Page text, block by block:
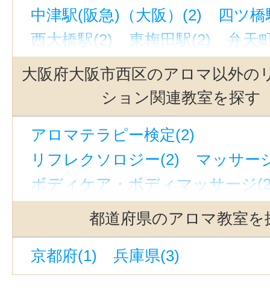
中津駅(阪急)（大阪）(2)
四ツ
西大橋駅(2)
東梅田駅(2)
弁天
南方駅(大阪)(1)
中百舌鳥駅(南
九条駅(大阪)(1)
西中島南方駅(1)
なかもず駅(大阪市営)(1)
朝潮
大阪難波駅(1)
桜川駅(大阪)(1)
なんば駅(大阪市営)(1)
西長堀
西梅田駅(1)
梅田駅(1)
ＪＲ難
新大阪駅(1)
心斎橋駅(1) 中崎
大阪府大阪市西区のアロマ以外の
ション関連教室を探す
アロマテラピー検定(2)
リフレクソロジー(2)
マッサー
ボディケア・ボディマッサージ
リラクゼーションその他(2)
都道府県のアロマ教室を
京都府(1) 兵庫県(3)